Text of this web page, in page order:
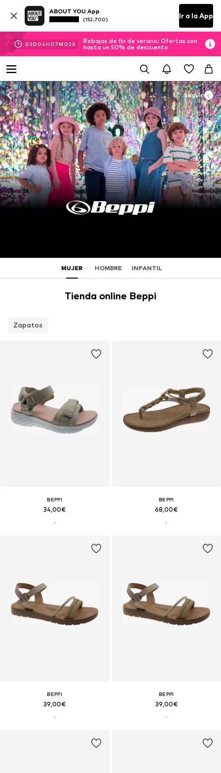
ABOUT YOU App
(152.700) Ir a la App
02D 04H 07M 00 S
Rebajas de fin de verano: Ofertas con
hasta un 50% de descuento
Seguir
MUJER HOMBRE INFANTIL
Tienda online Beppi
Zapatos
BEPPI
34,00€
BEPPI
68,00€
BEPPI
39,00€
BEPPI
39,00€